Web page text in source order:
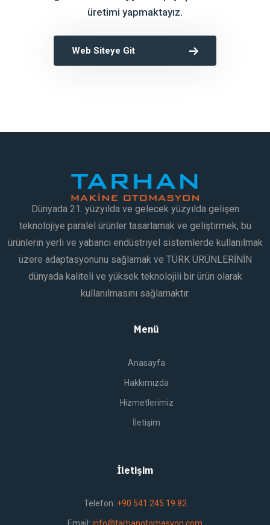
üretimi yapmaktayız.
Web Siteye Git
Dünyada 21. yüzyılda ve gelecek yüzyılda gelişen
teknolojiye paralel ürünler tasarlamak ve geliştirmek, bu
ürünlerin yerli ve yabancı endüstriyel sistemlerde kullanılmak
üzere adaptasyonunu sağlamak ve TÜRK ÜRÜNLERİNİN
dünyada kaliteli ve yüksek teknolojili bir ürün olarak
kullanılmasını sağlamaktır.
Menü
Anasayfa
Hakkımızda
Hizmetlerimiz
İletişim
İletişim
Telefon: +90 541 245 19 82
Email: info@tarhanotomasyon.com